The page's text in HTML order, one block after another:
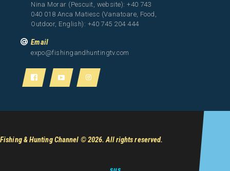
Nina Morar (Pescuit, website): +40 743
040 018 Anca Matiesc (Vanatoare, Food,
Outdoor, English): +40 745 204 444
Email
expo@fishingandhuntingtv.com
Fishing & Hunting Channel © 2026. All rights reserved.